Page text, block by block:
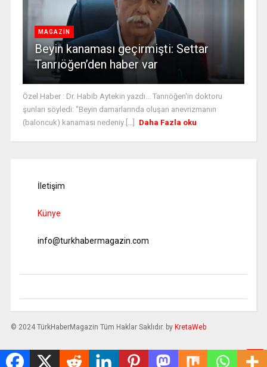
MAGAZİN
Beyin kanaması geçirmişti: Settar
Tanrıöğen’den haber var
Özel Haber : Dr. Habib Aytekin yazdı... Tanrıöğen'in doktoru
şunları söyledi: "Beyin damarlarında oluşan anevrizmanın
(baloncuk) kanaması nedeniy [...]
Daha Fazla oku
İletişim
Künye
info@turkhabermagazin.com
© 2024 TürkHaberMagazin Tüm Haklar Saklıdır. by KretaWeb